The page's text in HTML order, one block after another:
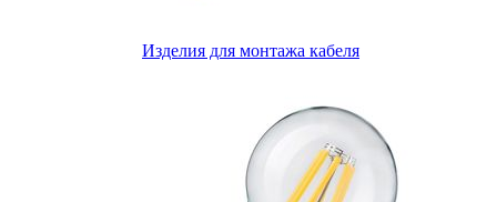
Изделия для монтажа кабеля